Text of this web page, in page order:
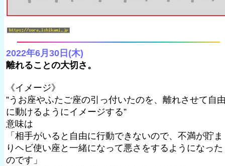
2022年6月30日(木)
離れることの大切さ。
《イメージ》
”うお座やふたご座の引っ付いたのを、離れさせて自
に動けるようにイメージする”
意味は
「相手がいると自由に行動できないので、不満が貯ま
りヘビ使い座と一緒になって悪さをするようになった
のです」